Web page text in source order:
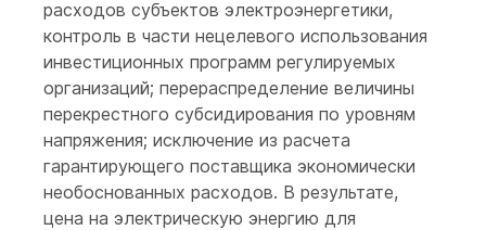
расходов субъектов электроэнергетики,
контроль в части нецелевого использования
инвестиционных программ регулируемых
организаций; перераспределение величины
перекрестного субсидирования по уровням
напряжения; исключение из расчета
гарантирующего поставщика экономически
необоснованных расходов. В результате,
цена на электрическую энергию для